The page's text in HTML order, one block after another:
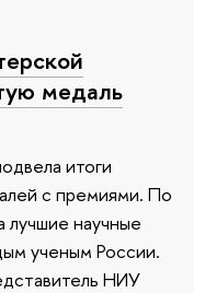
медаль
итоги
с премиями. По
лучшие научные
ученым России.
НИУ